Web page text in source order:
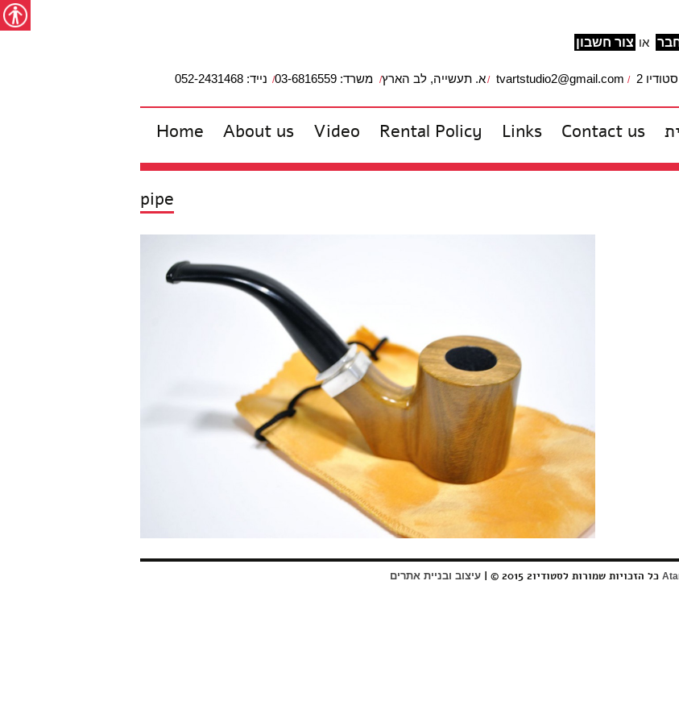
studio2
או צור חשבון
א. תעשייה, לב הארץ משרד: 03-6816559 נייד: 052-2431468 tvartstudio2@gmail.com
Home About us Video Rental Policy Links Contact us
pipe
כל הזכויות שמורות לסטודיו2 2015 © |עיצוב ובניית אתרים